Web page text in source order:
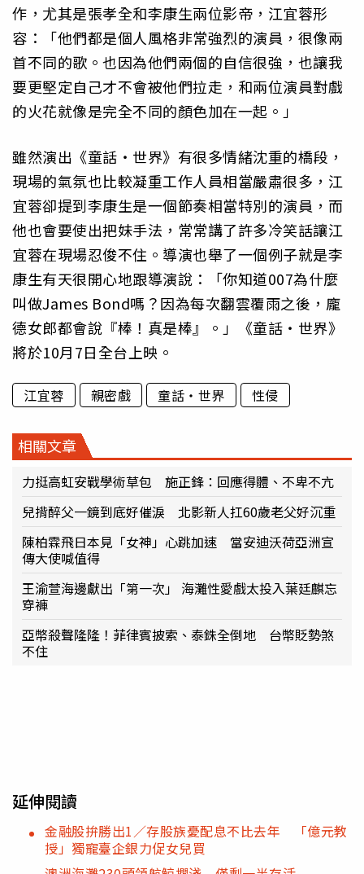
作，尤其是張孝全和李康生兩位影帝，江宜蓉形
容：「他們都是個人風格非常強烈的演員，很像兩
首不同的歌。也因為他們兩個的自信很強，也讓我
要更堅定自己才不會被他們拉走，和兩位演員對戲
的火花就像是完全不同的顏色加在一起。」
雖然演出《童話・世界》有很多情緒沈重的橋段，
現場的氣氛也比較凝重工作人員相當嚴肅很多，江
宜蓉卻提到李康生是一個節奏相當特別的演員，而
他也會要使出把妹手法，常常講了許多冷笑話讓江
宜蓉在現場忍俊不住。導演也舉了一個例子就是李
康生有天很開心地跟導演說：「你知道007為什麼
叫做James Bond嗎？因為每次翻雲覆雨之後，龐
德女郎都會說『棒！真是棒』。」《童話・世界》
將於10月7日全台上映。
江宜蓉 親密戲 童話・世界 性侵
相關文章
力挺高虹安戰學術草包 施正鋒：回應得體、不卑不亢
兒揹醉父一鏡到底好催淚 北影新人扛60歲老父好沉重
陳柏霖飛日本見「女神」心跳加速 當安迪沃荷亞洲宣
傳大使喊值得
王渝萱海邊獻出「第一次」 海灘性愛戲太投入葉廷麒忘
穿褲
亞幣殺聲隆隆！菲律賓披索、泰銖全倒地 台幣貶勢煞
不住
延伸閱讀
金融股拚勝出1／存股族憂配息不比去年 「億元教
授」獨寵臺企銀力促女兒買